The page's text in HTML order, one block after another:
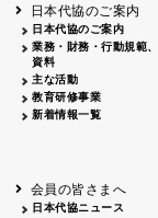
日本代協のご案内
日本代協のご案内
業務・財務・行動規範
資料
主な活動
教育研修事業
新着情報一覧
会員の皆さまへ
日本代協ニュース